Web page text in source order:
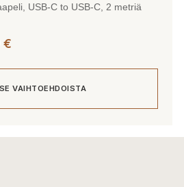
USB-C to USB-C, 2 metriä
€
21,90 €
VAIHTOEHDOISTA